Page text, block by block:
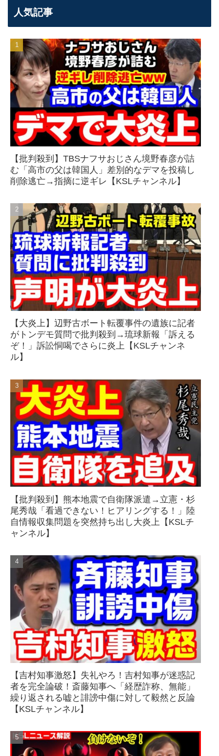
人気記事
【批判殺到】TBSナフサおじさん境野春彦が詰
む「高市の父は韓国人」差別的なデマを投稿し
削除逃亡→指摘に逆ギレ【KSLチャンネル】
【大炎上】辺野古ボート転覆事件の遺族に記者
がトンデモ質問で批判殺到→琉球新報「訴える
ぞ！」訴訟恫喝でさらに炎上【KSLチャンネ
ル】
【批判殺到】熊本地震で自衛隊派遣→立憲・杉
尾秀哉「看過できない！ヒアリングする！」陸
自情報収集問題を突然持ち出し大炎上【KSLチ
ャンネル】
【吉村知事激怒】失礼やろ！吉村知事が迷惑記
者を完全論破！斎藤知事へ「経歴詐称、無能」
繰り返される嘘と誹謗中傷に対して毅然と反論
【KSLチャンネル】